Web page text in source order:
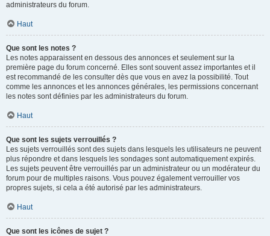
administrateurs du forum.
Haut
Que sont les notes ?
Les notes apparaissent en dessous des annonces et seulement sur la
première page du forum concerné. Elles sont souvent assez importantes et il
est recommandé de les consulter dès que vous en avez la possibilité. Tout
comme les annonces et les annonces générales, les permissions concernant
les notes sont définies par les administrateurs du forum.
Haut
Que sont les sujets verrouillés ?
Les sujets verrouillés sont des sujets dans lesquels les utilisateurs ne peuvent
plus répondre et dans lesquels les sondages sont automatiquement expirés.
Les sujets peuvent être verrouillés par un administrateur ou un modérateur du
forum pour de multiples raisons. Vous pouvez également verrouiller vos
propres sujets, si cela a été autorisé par les administrateurs.
Haut
Que sont les icônes de sujet ?